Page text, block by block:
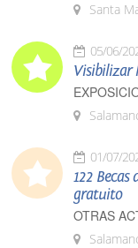
Santa
05/06/
Visibilizar
01/07/
122
gratuito
OTRAS